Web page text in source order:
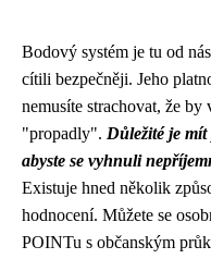
Bodový systém je tu od
cítili bezpečněji. Jeho
nemusíte strachovat, že by
"propadly". Důležité je mít
abyste se vyhnuli
Existuje hned několik
hodnocení. Můžete se
POINTu s občanským